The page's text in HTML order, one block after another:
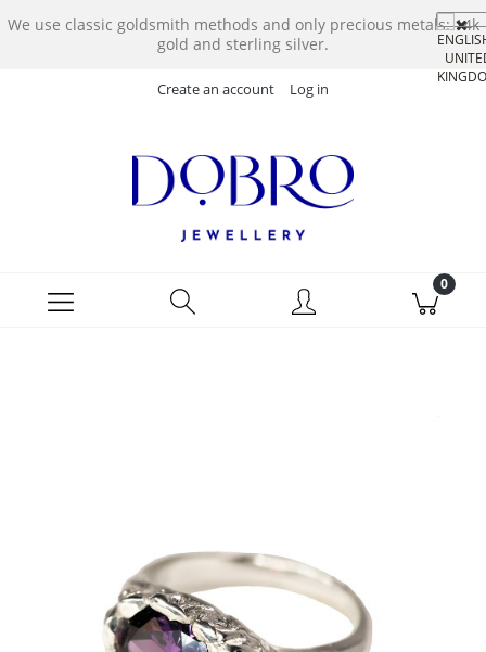
We use classic goldsmith methods and only precious metals: 14k
gold and sterling silver.
Create an account Log in